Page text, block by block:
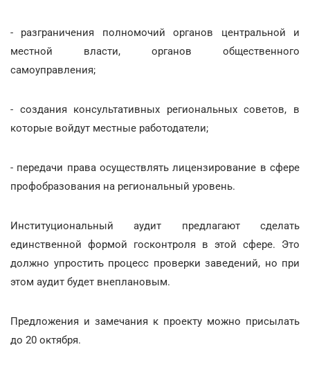
- разграничения полномочий органов центральной и
местной власти, органов общественного
самоуправления;
- создания консультативных региональных советов, в
которые войдут местные работодатели;
- передачи права осуществлять лицензирование в сфере
профобразования на региональный уровень.
Институциональный аудит предлагают сделать
единственной формой госконтроля в этой сфере. Это
должно упростить процесс проверки заведений, но при
этом аудит будет внеплановым.
Предложения и замечания к проекту можно присылать
до 20 октября.